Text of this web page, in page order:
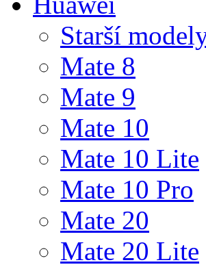
Starší
Mate 8
Mate 9
Mate 10
Mate 10 Lite
Mate 10 Pro
Mate 20
Mate 20 Lite